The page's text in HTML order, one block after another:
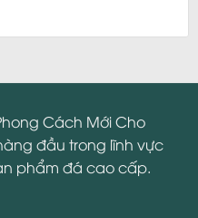
Cách Mới Cho
đầu trong lĩnh vực
phẩm đá cao cấp.